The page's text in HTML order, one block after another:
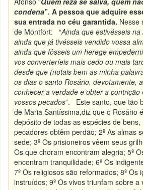
condena”. A pessoa que adquire
sua entrada no céu garantida. Nesse
de Montfort: “Ainda que estivésseis
ainda que já tivésseis vendido vossa
ainda que fôsseis um herege
vos converteríeis mais cedo ou mais
desde que (notais bem as minha
os dias o santo Rosário, devotamente,
conhecer a verdade e obter a contrição
vossos pecados”. Este santo, que tão
de Maria Santíssima,diz que o Rosário
depósito de todas as espécies de
pecadores obtêm perdão; 2º As almas
sede; 3º Os prisioneiros vêem seus
Os que choram encontram alegria; 5º
encontram tranquilidade; 6º Os
7º Os religiosos são reformados; 8º Os
instruídos; 9º Os vivos triunfam sobre a